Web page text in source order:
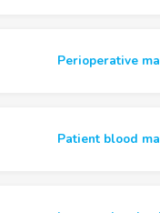
Perioperative
Patient blood